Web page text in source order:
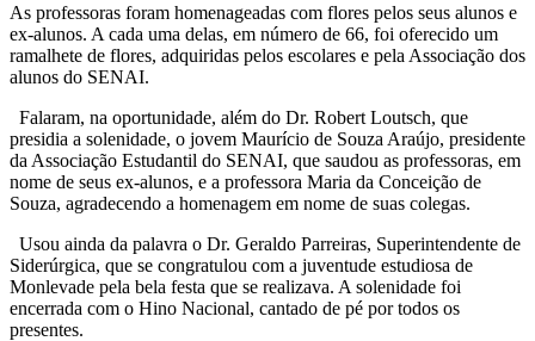
As professoras foram homenageadas com flores pelos seus alunos e
ex-alunos. A cada uma delas, em número de 66, foi oferecido um
ramalhete de flores, adquiridas pelos escolares e pela Associação dos
alunos do SENAI.
Falaram, na oportunidade, além do Dr. Robert Loutsch, que
presidia a solenidade, o jovem Maurício de Souza Araújo, presidente
da Associação Estudantil do SENAI, que saudou as professoras, em
nome de seus ex-alunos, e a professora Maria da Conceição de
Souza, agradecendo a homenagem em nome de suas colegas.
Usou ainda da palavra o Dr. Geraldo Parreiras, Superintendente de
Siderúrgica, que se congratulou com a juventude estudiosa de
Monlevade pela bela festa que se realizava. A solenidade foi
encerrada com o Hino Nacional, cantado de pé por todos os
presentes.